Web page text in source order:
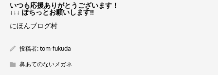
いつも応援ありがとうございます！
↓↓↓ ぽちっとお願いします!!
にほんブログ村
投稿者:tom-fukuda
鼻あてのないメガネ